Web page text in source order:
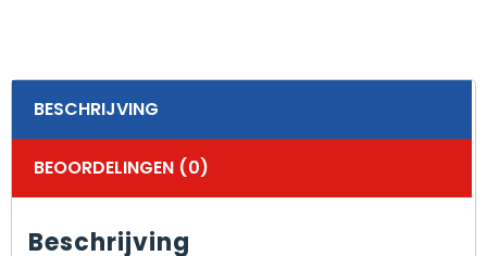
BESCHRIJVING
BEOORDELINGEN (0)
Beschrijving